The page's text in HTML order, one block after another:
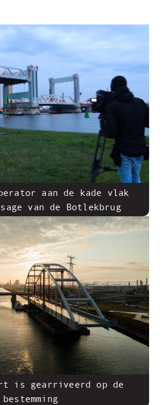
aan de kade vlak
van de Botlekbrug
is gearriveerd op de
bestemming